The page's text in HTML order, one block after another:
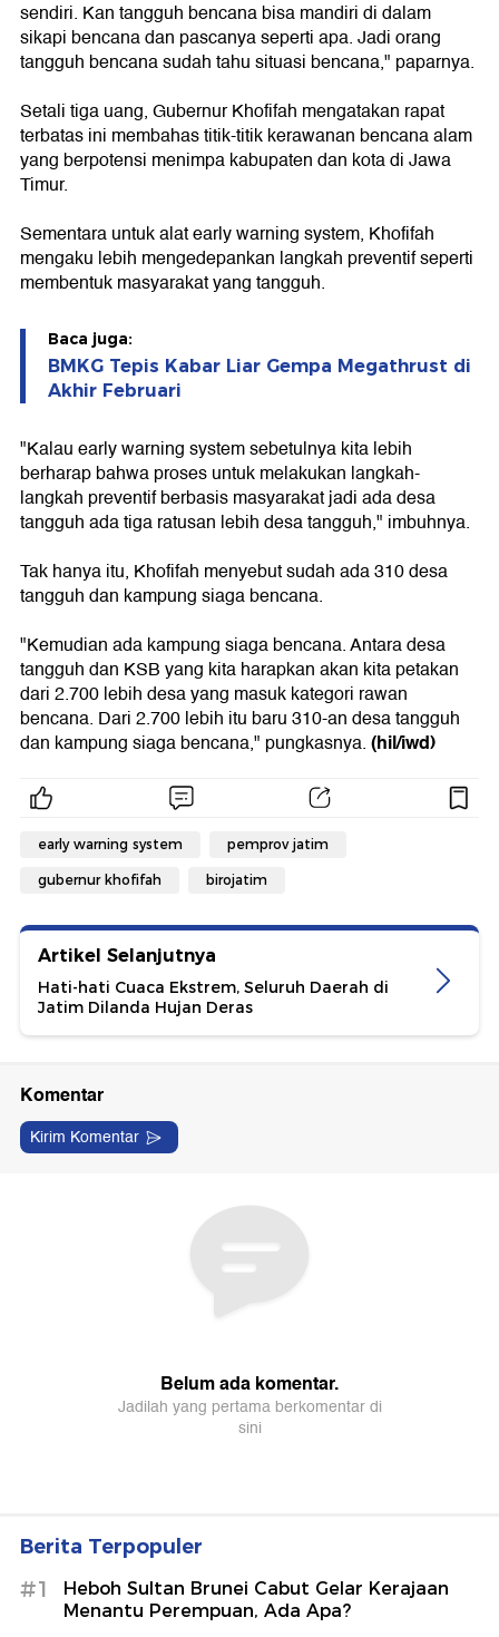
sendiri. Kan tangguh bencana bisa mandiri di dalam
sikapi bencana dan pascanya seperti apa. Jadi orang
tangguh bencana sudah tahu situasi bencana," paparnya.
Setali tiga uang, Gubernur Khofifah mengatakan rapat
terbatas ini membahas titik-titik kerawanan bencana alam
yang berpotensi menimpa kabupaten dan kota di Jawa
Timur.
Sementara untuk alat early warning system, Khofifah
mengaku lebih mengedepankan langkah preventif seperti
membentuk masyarakat yang tangguh.
Baca juga:
BMKG Tepis Kabar Liar Gempa Megathrust di
Akhir Februari
"Kalau early warning system sebetulnya kita lebih
berharap bahwa proses untuk melakukan langkah-
langkah preventif berbasis masyarakat jadi ada desa
tangguh ada tiga ratusan lebih desa tangguh," imbuhnya.
Tak hanya itu, Khofifah menyebut sudah ada 310 desa
tangguh dan kampung siaga bencana.
"Kemudian ada kampung siaga bencana. Antara desa
tangguh dan KSB yang kita harapkan akan kita petakan
dari 2.700 lebih desa yang masuk kategori rawan
bencana. Dari 2.700 lebih itu baru 310-an desa tangguh
dan kampung siaga bencana," pungkasnya.(hil/iwd)
early warning system pemprov jatim
gubernur khofifah birojatim
Artikel Selanjutnya
Hati-hati Cuaca Ekstrem, Seluruh Daerah di
Jatim Dilanda Hujan Deras
Berita Terpopuler
#1
Heboh Sultan Brunei Cabut Gelar Kerajaan
Menantu Perempuan, Ada Apa?